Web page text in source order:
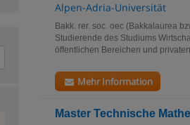
Alpen-Adria-Universität
Bakk. rer. soc. oec (Bakkalaurea
Studierende des Studiums
öffentlichen Bereichen und
Mehr Information
Master Technische